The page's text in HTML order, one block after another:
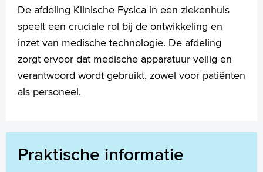
Tekstgrootte A+
Voorleesfunctie
Language
Zoeken
Polski
Türkçe
De afdeling Klinische Fysica in een ziekenhuis
speelt een cruciale rol bij de ontwikkeling en
inzet van medische technologie. De afdeling
zorgt ervoor dat medische apparatuur veilig en
verantwoord wordt gebruikt, zowel voor patiënten
als personeel.
Praktische informatie